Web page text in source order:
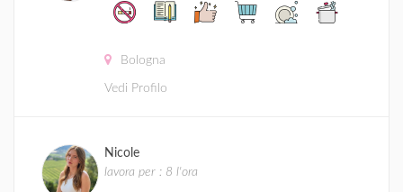
Bologna
Vedi Profilo
Nicole
lavora per : 8 l'ora